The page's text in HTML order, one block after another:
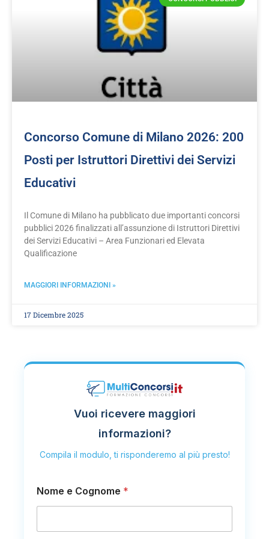
Concorso Comune di Milano 2026: 200
Posti per Istruttori Direttivi dei Servizi
Educativi
Il Comune di Milano ha pubblicato due importanti concorsi
pubblici 2026 finalizzati all’assunzione di Istruttori Direttivi
dei Servizi Educativi – Area Funzionari ed Elevata
Qualificazione
MAGGIORI INFORMAZIONI »
17 Dicembre 2025
Vuoi ricevere maggiori
informazioni?
Compila il modulo, ti risponderemo al più presto!
Nome e Cognome *